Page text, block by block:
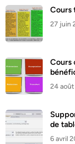
Cours
27 juin
Cours
24
de
6 avril